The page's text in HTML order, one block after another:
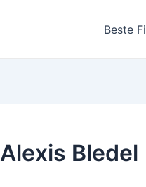
Beste
Alexis Bledel